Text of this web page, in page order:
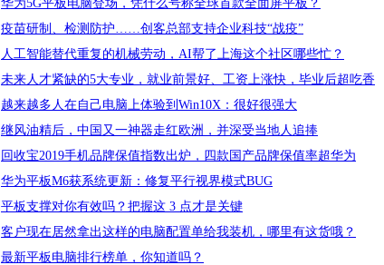
华为5G平板电脑登场，凭什么号称全球首款全面屏平板？
疫苗研制、检测防护……创客总部支持企业科技“战疫”
人工智能替代重复的机械劳动，AI帮了上海这个社区哪些忙？
未来人才紧缺的5大专业，就业前景好、工资上涨快，毕业后超吃香
越来越多人在自己电脑上体验到Win10X：很好很强大
继风油精后，中国又一神器走红欧洲，并深受当地人追捧
回收宝2019手机品牌保值指数出炉，四款国产品牌保值率超华为
华为平板M6获系统更新：修复平行视界模式BUG
平板支撑对你有效吗？把握这 3 点才是关键
客户现在居然拿出这样的电脑配置单给我装机，哪里有这货哦？
最新平板电脑排行榜单，你知道吗？